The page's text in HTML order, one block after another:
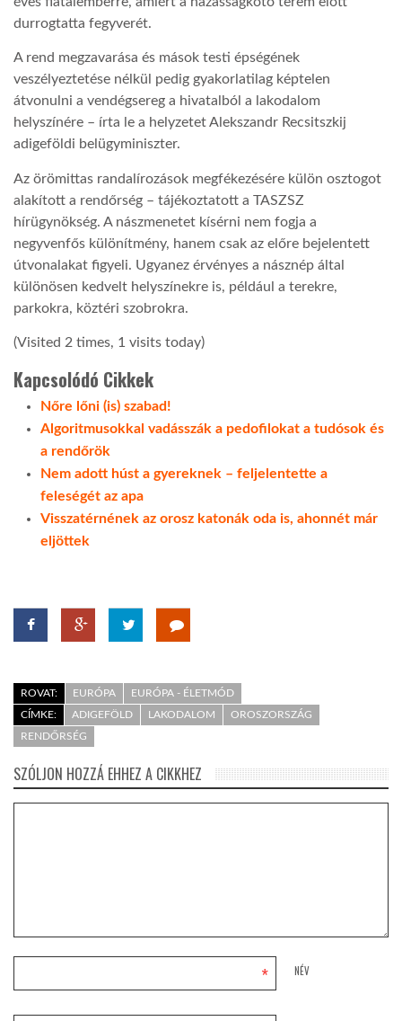
durrogtatta fegyverét.
A rend megzavarása és mások testi épségének
veszélyeztetése nélkül pedig gyakorlatilag képtelen
átvonulni a vendégsereg a hivatalból a lakodalom
helyszínére – írta le a helyzetet Alekszandr Recsitszkij
adigeföldi belügyminiszter.
Az örömittas randalírozások megfékezésére külön osztogot
alakított a rendőrség – tájékoztatott a TASZSZ
hírügynökség. A nászmenetet kísérni nem fogja a
negyvenfős különítmény, hanem csak az előre bejelentett
útvonalakat figyeli. Ugyanez érvényes a násznép által
különösen kedvelt helyszínekre is, például a terekre,
parkokra, köztéri szobrokra.
(Visited 2 times, 1 visits today)
Kapcsolódó Cikkek
Nőre lőni (is) szabad!
Algoritmusokkal vadásszák a pedofilokat a tudósok és
a rendőrök
Nem adott húst a gyereknek – feljelentette a
feleségét az apa
Visszatérnének az orosz katonák oda is, ahonnét már
eljöttek
ROVAT: EURÓPA
EURÓPA - ÉLETMÓD
CÍMKE:
ADIGEFÖLD LAKODALOM
OROSZORSZÁG
RENDŐRSÉG
SZÓLJON HOZZÁ EHHEZ A CIKKHEZ
NÉV
*